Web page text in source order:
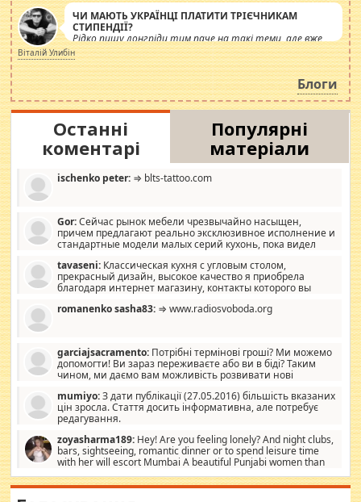
ЧИ МАЮТЬ УКРАЇНЦІ ПЛАТИТИ ТРІЄЧНИКАМ
СТИПЕНДІЇ?
Рідко пишу лонгріди тим паче на такі теми, але вже
просто дістало! Обурюють сьогоднішні інсенуації
навколо стипендіального питання. Штучно
роздувається ще одна соціальна катастрофа.
Віталій Улибін
Блоги
Останні
коментарі
Популярні
матеріали
ischenko peter: ⇒ blts-tattoo.com
Gor:Сейчас рынок мебели чрезвычайно насыщен,
причем предлагают реально эксклюзивное исполнение и
стандартные модели малых серий кухонь, пока видел
стандартные формы, в MebelOk, креативненько и что главное -
со вкусом все в порядке, без ненужных наворотов удорожающих
мебель, а это не последний фактор.
tavaseni: Классическая кухня с угловым столом,
прекрасный дизайн, высокое качество я приобрела
благодаря интернет магазину, контакты которого вы
romanenko sasha83: ⇒ www.radiosvoboda.org
garciajsacramento: Потрібні термінові гроші? Ми можемо
допомогти! Ви зараз переживаєте або ви в біді? Таким
чином, ми даємо вам можливість розвивати нові
допомагати людям, які намагаються дати їм шанс. Кожен
заслуговує на другий шанс, і, оскільки влада не зможе, вони
повинні приймати від інших. Для нас нема багато суми, і зрілість
витрат, а тільки узгоджених сум і нічого іншого. Не чекайте і не
коментуйте цей пост. Введіть суму, яку ви хочете подати, і ми
зв'яжемося з вами з усіма варіантами. зв'яжіться з нами
сьогодні на garciajsacramento@gmail.com Вам потрібні термінові
гроші? Ми можемо допомогти!
mumiyo:З дати публікації (27.05.2016) більшість вказаних
цін зросла. Стаття досить інформативна, але потребує
редагування.
zoyasharma189: Hey! Are you feeling lonely? And night clubs,
bars, sightseeing, romantic dinner or to spend leisure time
with her will escort Mumbai A beautiful Punjabi women than
sexy escort companion in arms that you guys feel like 5 star luxury
hotel had to spend the night in their search for loved solitaire free